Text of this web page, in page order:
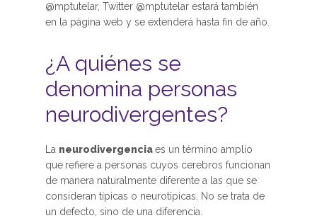
@mptutelar, Twitter @mptutelar estará también
en la página web y se extenderá hasta fin de año.
¿A quiénes se
denomina personas
neurodivergentes?
La neurodivergenciaes un término amplio
que refiere a personas cuyos cerebros funcionan
de manera naturalmente diferente a las que se
consideran típicas o neurotípicas. No se trata de
un defecto, sino de una diferencia.